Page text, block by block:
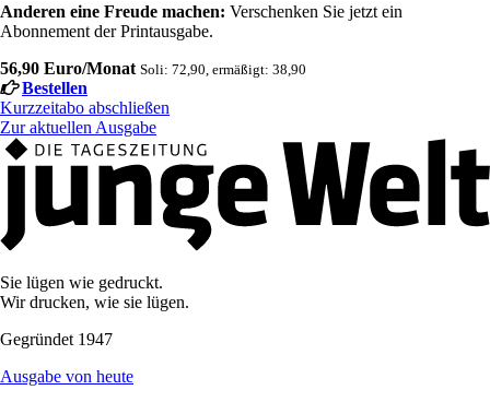
Anderen eine Freude machen: Verschenken Sie jetzt ein
Abonnement der Printausgabe.
56,90 Euro/Monat Soli: 72,90, ermäßigt: 38,90
Bestellen
Kurzzeitabo abschließen
Zur aktuellen Ausgabe
Sie lügen wie gedruckt.
Wir drucken, wie sie lügen.
Gegründet 1947
Ausgabe von heute